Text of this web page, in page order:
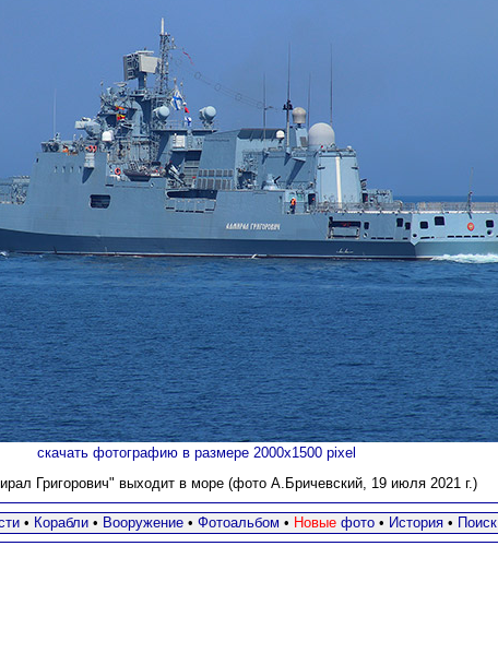
скачать фотографию в размере 2000х1500 pixel
Григорович" выходит в море (фото А.Бричевский, 19 июля 2021 г.)
• Корабли• Вооружение • Фотоальбом • Новыефото • История• Поиск